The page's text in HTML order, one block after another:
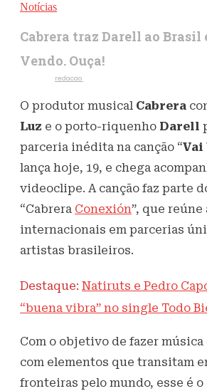
Notícias
Cabrera traz Darell ao Brasil
Vendo. Ouça!
redacao
O produtor musical Cabrera
Luz e o porto-riquenho Darell
parceria inédita na canção “Vai
lança hoje, 19, e chega
videoclipe. A canção faz parte
“Cabrera Conexión”, que
internacionais em parcerias
artistas brasileiros.
Destaque: Natiruts e Pedro
“buena vibra” no single Todo
Com o objetivo de fazer
com elementos que transitam
fronteiras pelo mundo, esse é